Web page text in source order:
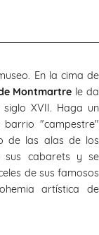
En la cima de
Montmartre le da
XVII. Haga un
"campestre"
de las alas de los
sus cabarets y se
de sus famosos
artística de